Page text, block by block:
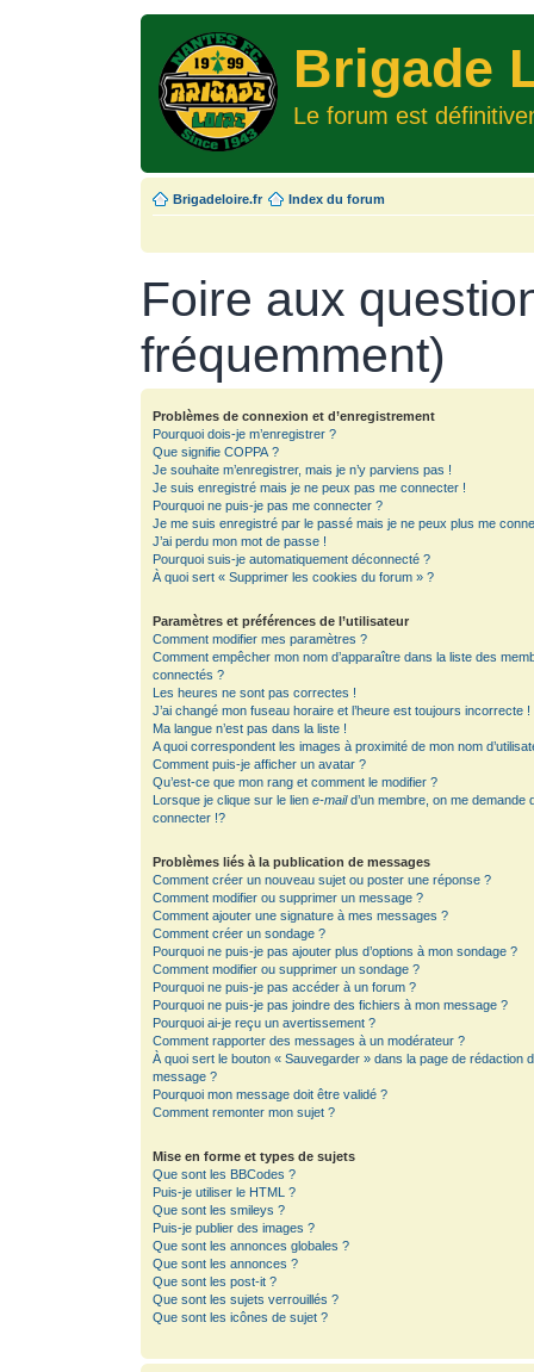
Brigade
Le forum est
Brigadeloire.fr Index du forum
Foire aux
fréquemment)
Problèmes de connexion et d’enregistrement
Pourquoi dois-je m’enregistrer ?
Que signifie COPPA ?
Je souhaite m’enregistrer, mais je n’y parviens pas !
Je suis enregistré mais je ne peux pas me connecter !
Pourquoi ne puis-je pas me connecter ?
Je me suis enregistré par le passé mais je ne peux plus me
J’ai perdu mon mot de passe !
Pourquoi suis-je automatiquement déconnecté ?
À quoi sert « Supprimer les cookies du forum » ?
Paramètres et préférences de l’utilisateur
Comment modifier mes paramètres ?
Comment empêcher mon nom d’apparaître dans la liste des
connectés ?
Les heures ne sont pas correctes !
J’ai changé mon fuseau horaire et l’heure est toujours incorrecte !
Ma langue n’est pas dans la liste !
A quoi correspondent les images à proximité de mon nom
Comment puis-je afficher un avatar ?
Qu’est-ce que mon rang et comment le modifier ?
Lorsque je clique sur le lien e-maild’un membre, on me demande
connecter !?
Problèmes liés à la publication de messages
Comment créer un nouveau sujet ou poster une réponse ?
Comment modifier ou supprimer un message ?
Comment ajouter une signature à mes messages ?
Comment créer un sondage ?
Pourquoi ne puis-je pas ajouter plus d’options à mon sondage ?
Comment modifier ou supprimer un sondage ?
Pourquoi ne puis-je pas accéder à un forum ?
Pourquoi ne puis-je pas joindre des fichiers à mon message ?
Pourquoi ai-je reçu un avertissement ?
Comment rapporter des messages à un modérateur ?
À quoi sert le bouton « Sauvegarder » dans la page de rédaction
message ?
Pourquoi mon message doit être validé ?
Comment remonter mon sujet ?
Mise en forme et types de sujets
Que sont les BBCodes ?
Puis-je utiliser le HTML ?
Que sont les smileys ?
Puis-je publier des images ?
Que sont les annonces globales ?
Que sont les annonces ?
Que sont les post-it ?
Que sont les sujets verrouillés ?
Que sont les icônes de sujet ?